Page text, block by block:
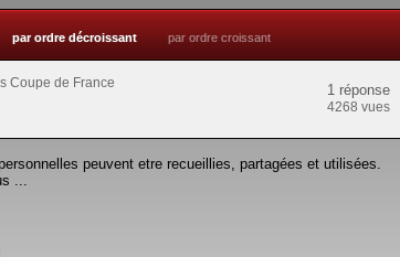
par ordre décroissant par ordre croissant
Coupe de France
1 réponse
4268 vues
peuvent etre recueillies, partagées et utilisées.
...